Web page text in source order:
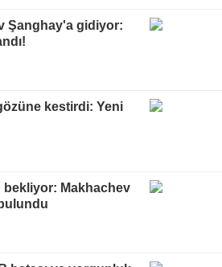
Şanghay'a gidiyor:
kestirdi: Yeni
bekliyor: Makhachev